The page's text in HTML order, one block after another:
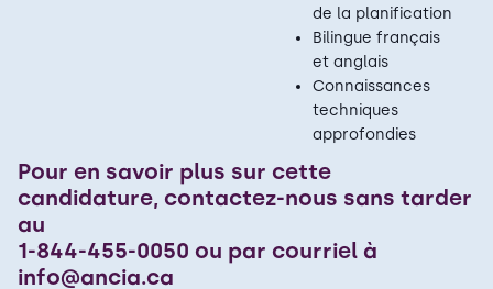
de la planification
Bilingue français
et anglais
Connaissances
techniques
approfondies
Pour en savoir plus sur cette
candidature, contactez-nous sans tarder
au
1-844-455-0050 ou par courriel à
info@ancia.ca